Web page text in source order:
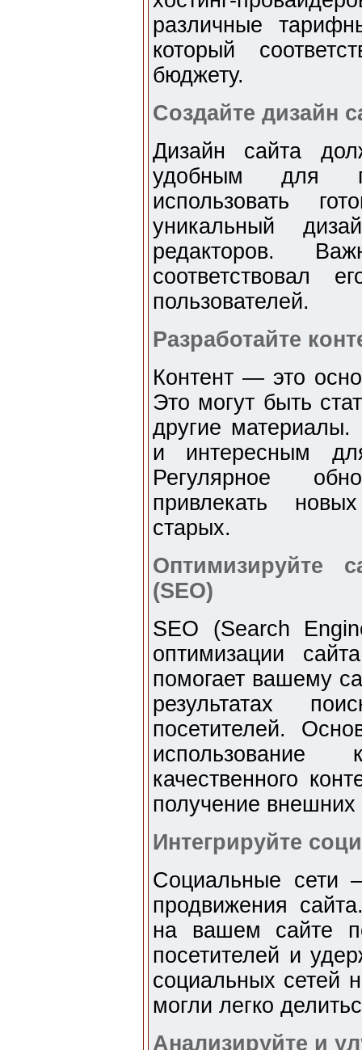
различные
который
бюджету.
Создайте дизайн
Дизайн сайта
удобным для
использовать
уникальный
редакторов.
пользователей.
Разработайте
Контент — это
Это могут быть
другие
и интересным
Регулярное
привлекать
старых.
Оптимизируйте
(SEO)
SEO (Search
оптимизации
помогает вашему
результатах
посетителей.
качественного
получение внешних
Интегрируйте
Социальные сети
продвижения
на вашем сайте
посетителей и
социальных сетей
могли легко
Анализируйте и